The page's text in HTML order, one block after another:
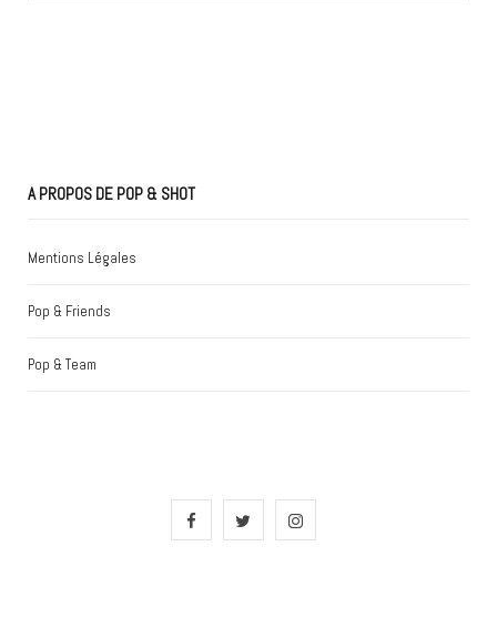
A PROPOS DE POP & SHOT
Mentions Légales
Pop & Friends
Pop & Team
F
I